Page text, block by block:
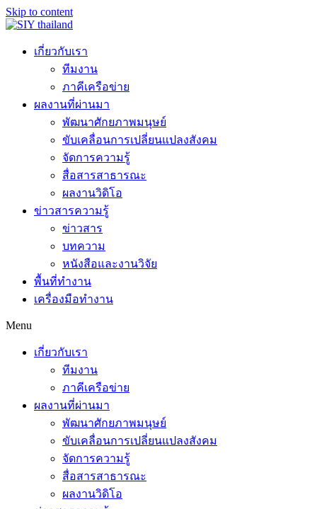
Skip to content
เกี่ยวกับเรา
ทีมงาน
ภาคีเครือข่าย
ผลงานที่ผ่านมา
พัฒนาศักยภาพมนุษย์
ขับเคลื่อนการเปลี่ยนแปลงสังคม
จัดการความรู้
สื่อสารสาธารณะ
ผลงานวิดิโอ
ข่าวสารความรู้
ข่าวสาร
บทความ
หนังสือและงานวิจัย
พื้นที่ทำงาน
เครื่องมือทำงาน
Menu
เกี่ยวกับเรา
ทีมงาน
ภาคีเครือข่าย
ผลงานที่ผ่านมา
พัฒนาศักยภาพมนุษย์
ขับเคลื่อนการเปลี่ยนแปลงสังคม
จัดการความรู้
สื่อสารสาธารณะ
ผลงานวิดิโอ